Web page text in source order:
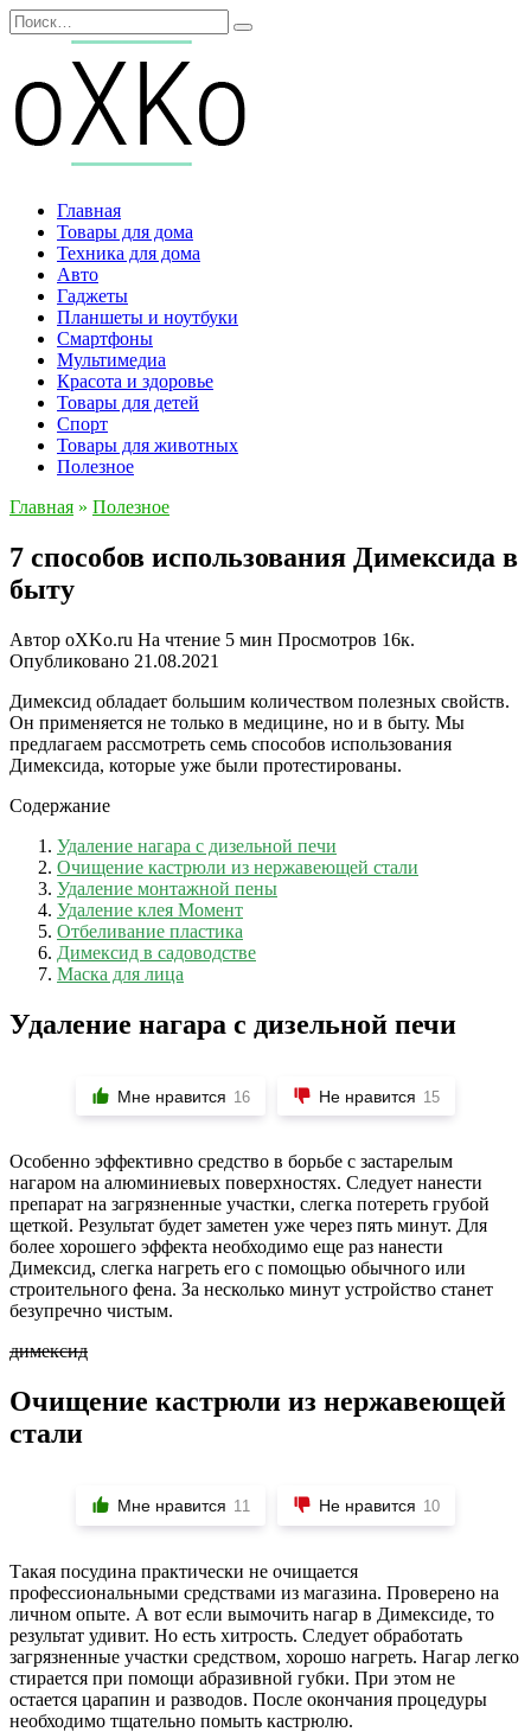
Перейти
к
содержанию
Search
for:
Главная
Товары для дома
Техника для дома
Авто
Гаджеты
Планшеты и ноутбуки
Смартфоны
Мультимедиа
Красота и здоровье
Товары для детей
Спорт
Товары для животных
Полезное
Главная » Полезное
7 способов использования Димексида в
быту
Автор oXKo.ru На чтение 5 мин Просмотров 16к.
Опубликовано 21.08.2021
Димексид обладает большим количеством полезных свойств.
Он применяется не только в медицине, но и в быту. Мы
предлагаем рассмотреть семь способов использования
Димексида, которые уже были протестированы.
Содержание
Удаление нагара с дизельной печи
Очищение кастрюли из нержавеющей стали
Удаление монтажной пены
Удаление клея Момент
Отбеливание пластика
Димексид в садоводстве
Маска для лица
Удаление нагара с дизельной печи
Мне нравится 16 Не нравится 15
Особенно эффективно средство в борьбе с застарелым
нагаром на алюминиевых поверхностях. Следует нанести
препарат на загрязненные участки, слегка потереть грубой
щеткой. Результат будет заметен уже через пять минут. Для
более хорошего эффекта необходимо еще раз нанести
Димексид, слегка нагреть его с помощью обычного или
строительного фена. За несколько минут устройство станет
безупречно чистым.
димексид
Очищение кастрюли из нержавеющей
стали
Мне нравится 11 Не нравится 10
Такая посудина практически не очищается
профессиональными средствами из магазина. Проверено на
личном опыте. А вот если вымочить нагар в Димексиде, то
результат удивит. Но есть хитрость. Следует обработать
загрязненные участки средством, хорошо нагреть. Нагар легко
стирается при помощи абразивной губки. При этом не
остается царапин и разводов. После окончания процедуры
необходимо тщательно помыть кастрюлю.